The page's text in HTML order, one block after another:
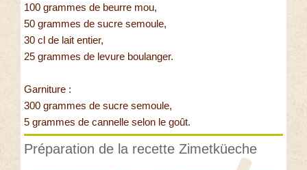
100 grammes de beurre mou,
50 grammes de sucre semoule,
30 cl de lait entier,
25 grammes de levure boulanger.
Garniture :
300 grammes de sucre semoule,
5 grammes de cannelle selon le goût.
Préparation de la recette Zimetküeche